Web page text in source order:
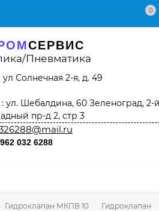
0
СЕРВИС
Пневматика
ул Солнечная 2-я, д. 49
ул. Шебалдина, 60 Зеленоград, 2-
пр-д 2, стр 3
032 6288
Гидроклапан МКПВ 10 Гидроклапан